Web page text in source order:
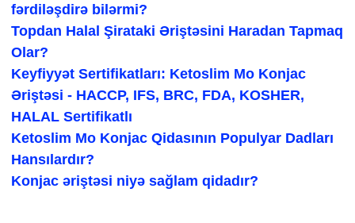
fərdiləşdirə bilərmi?
Topdan Halal Şirataki Əriştəsini Haradan Tapmaq
Olar?
Keyfiyyət Sertifikatları: Ketoslim Mo Konjac
Əriştəsi - HACCP, IFS, BRC, FDA, KOSHER,
HALAL Sertifikatlı
Ketoslim Mo Konjac Qidasının Populyar Dadları
Hansılardır?
Konjac əriştəsi niyə sağlam qidadır?